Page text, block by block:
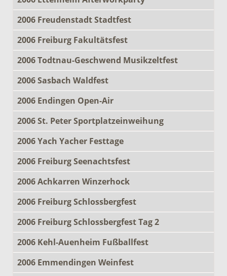
2006 Freudenstadt Stadtfest
2006 Freiburg Fakultätsfest
2006 Todtnau-Geschwend Musikzeltfest
2006 Sasbach Waldfest
2006 Endingen Open-Air
2006 St. Peter Sportplatzeinweihung
2006 Yach Yacher Festtage
2006 Freiburg Seenachtsfest
2006 Achkarren Winzerhock
2006 Freiburg Schlossbergfest
2006 Freiburg Schlossbergfest Tag 2
2006 Kehl-Auenheim Fußballfest
2006 Emmendingen Weinfest